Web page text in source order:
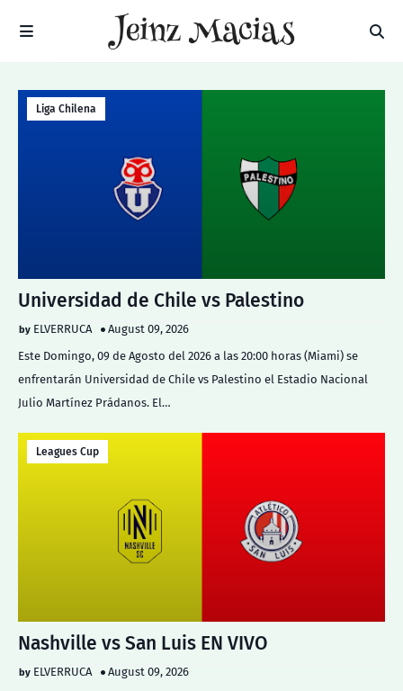
Liga Chilena
Universidad de Chile vs Palestino
ELVERRUCA
August 09, 2026
Este Domingo, 09 de Agosto del 2026 a las 20:00 horas (Miami) se
enfrentarán Universidad de Chile vs Palestino el Estadio Nacional
Julio Martínez Prádanos. El…
Leagues Cup
Nashville vs San Luis EN VIVO
ELVERRUCA
August 09, 2026